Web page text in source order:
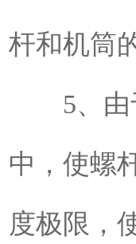
杆和机筒
5、由于
中，使螺
度极限，